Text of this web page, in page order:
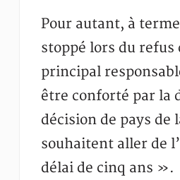
Pour autant, à
stoppé lors du
principal
être conforté par la
décision de pays de
souhaitent aller de
délai de cinq ans ».